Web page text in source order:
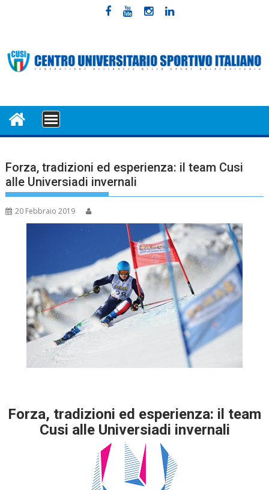
MENU
Forza, tradizioni ed esperienza: il team Cusi
alle Universiadi invernali
20 Febbraio 2019
Forza, tradizioni ed esperienza: il team
Cusi alle Universiadi invernali